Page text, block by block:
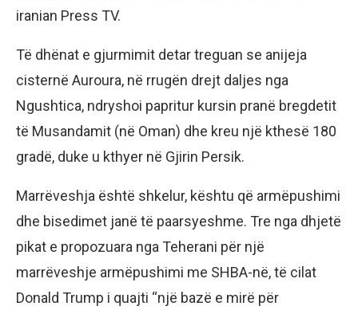
iranian Press TV.
Të dhënat e gjurmimit detar treguan se anijeja
cisternë Auroura, në rrugën drejt daljes nga
Ngushtica, ndryshoi papritur kursin pranë bregdetit
të Musandamit (në Oman) dhe kreu një kthesë 180
gradë, duke u kthyer në Gjirin Persik.
Marrëveshja është shkelur, kështu që armëpushimi
dhe bisedimet janë të paarsyeshme. Tre nga dhjetë
pikat e propozuara nga Teherani për një
marrëveshje armëpushimi me SHBA-në, të cilat
Donald Trump i quajti “një bazë e mirë për